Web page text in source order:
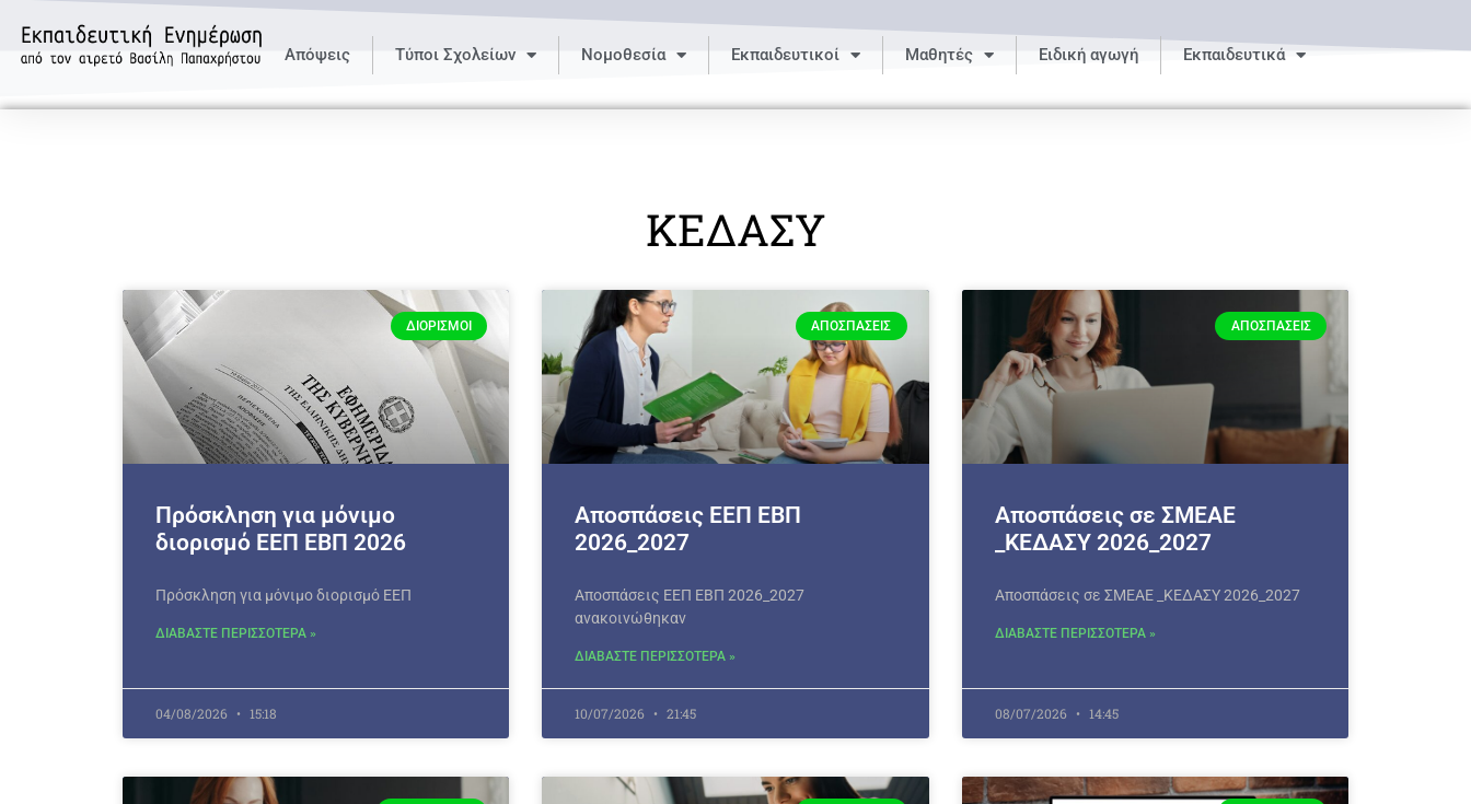
Απόψεις Τύποι Σχολείων Νομοθεσία Εκπαιδευτικοί Μαθητές Ειδική αγωγή Εκπαιδευτικά
ΚΕΔΑΣΥ
ΔΙΟΡΙΣΜΟΊ
Πρόσκληση για μόνιμο
διορισμό ΕΕΠ ΕΒΠ 2026
Πρόσκληση για μόνιμο διορισμό ΕΕΠ
ΔΙΑΒΑΣΤΕ ΠΕΡΙΣΣΟΤΕΡΑ »
04/08/2026 15:18
ΑΠΟΣΠΆΣΕΙΣ
Αποσπάσεις ΕΕΠ ΕΒΠ
2026_2027
Αποσπάσεις ΕΕΠ ΕΒΠ 2026_2027
ανακοινώθηκαν
ΔΙΑΒΑΣΤΕ ΠΕΡΙΣΣΟΤΕΡΑ »
10/07/2026 21:45
ΑΠΟΣΠΆΣΕΙΣ
Αποσπάσεις σε ΣΜΕΑΕ
_ΚΕΔΑΣΥ 2026_2027
Αποσπάσεις σε ΣΜΕΑΕ _ΚΕΔΑΣΥ 2026_2027
ΔΙΑΒΑΣΤΕ ΠΕΡΙΣΣΟΤΕΡΑ »
08/07/2026 14:45